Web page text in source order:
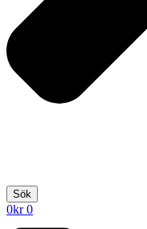
Sök
0kr 0